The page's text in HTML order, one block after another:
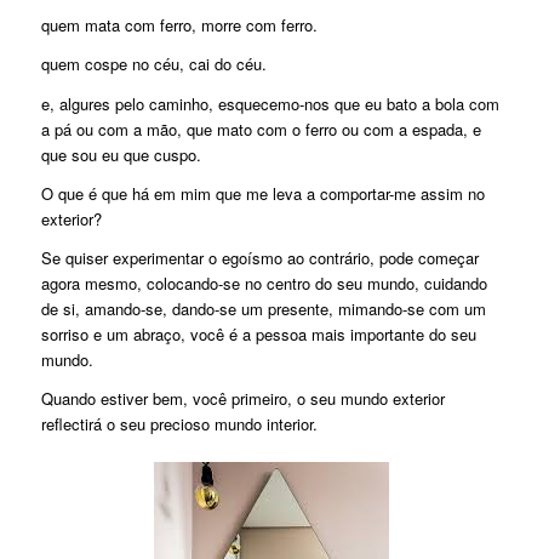
quem mata com ferro, morre com ferro.
quem cospe no céu, cai do céu.
e, algures pelo caminho, esquecemo-nos que eu bato a bola com
a pá ou com a mão, que mato com o ferro ou com a espada, e
que sou eu que cuspo.
O que é que há em mim que me leva a comportar-me assim no
exterior?
Se quiser experimentar o egoísmo ao contrário, pode começar
agora mesmo, colocando-se no centro do seu mundo, cuidando
de si, amando-se, dando-se um presente, mimando-se com um
sorriso e um abraço, você é a pessoa mais importante do seu
mundo.
Quando estiver bem, você primeiro, o seu mundo exterior
reflectirá o seu precioso mundo interior.